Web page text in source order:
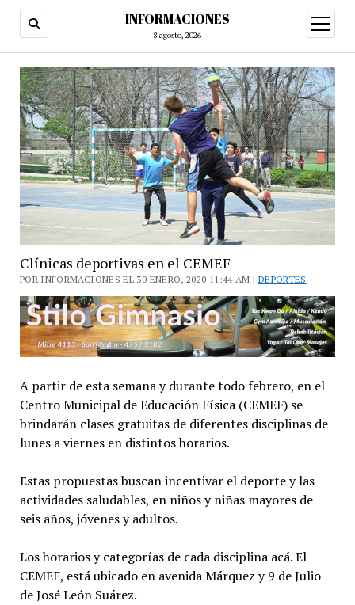
INFORMACIONES
8 agosto, 2026
abrir
menú
Clínicas deportivas en el CEMEF
POR INFORMACIONES EL 30 ENERO, 2020 11:44 AM | DEPORTES
A partir de esta semana y durante todo febrero, en el
Centro Municipal de Educación Física (CEMEF) se
brindarán clases gratuitas de diferentes disciplinas de
lunes a viernes en distintos horarios.
Estas propuestas buscan incentivar el deporte y las
actividades saludables, en niños y niñas mayores de
seis años, jóvenes y adultos.
Los horarios y categorías de cada disciplina acá. El
CEMEF, está ubicado en avenida Márquez y 9 de Julio
de José León Suárez.